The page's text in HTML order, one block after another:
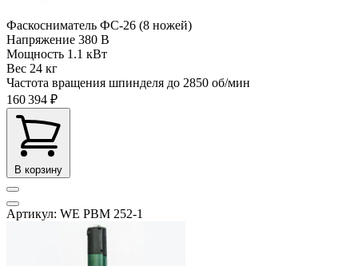
Фаскосниматель ФС-26 (8 ножей)
Напряжение 380 В
Мощность 1.1 кВт
Вес 24 кг
Частота вращения шпинделя до 2850 об/мин
160 394 ₽
В корзину
Артикул: WE PBM 252-1